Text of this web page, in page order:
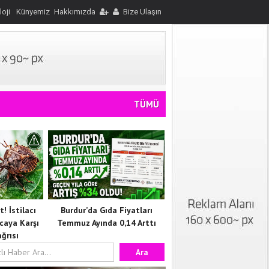
Künyemiz Hakkımızda Bize Ulaşın
TÜMÜ
Burdur’da Gıda Fiyatları
Temmuz Ayında 0,14 Arttı
İstilacı
Karşı